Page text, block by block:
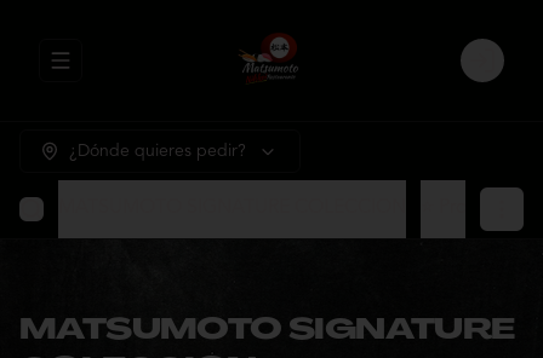
Abrir menu de navegación Login
¿Dónde quieres pedir?
MATSUMOTO SIGNATURE